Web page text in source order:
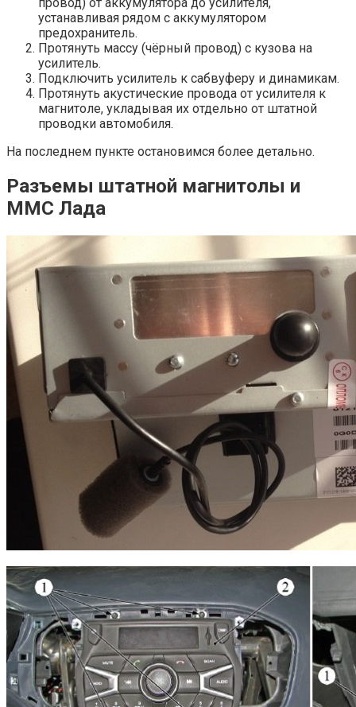
провод) от аккумулятора до усилителя,
устанавливая рядом с аккумулятором
предохранитель.
Протянуть массу (чёрный провод) с кузова на
усилитель.
Подключить усилитель к сабвуферу и динамикам.
Протянуть акустические провода от усилителя к
магнитоле, укладывая их отдельно от штатной
проводки автомобиля.
На последнем пункте остановимся более детально.
Разъемы штатной магнитолы и
ММС Лада